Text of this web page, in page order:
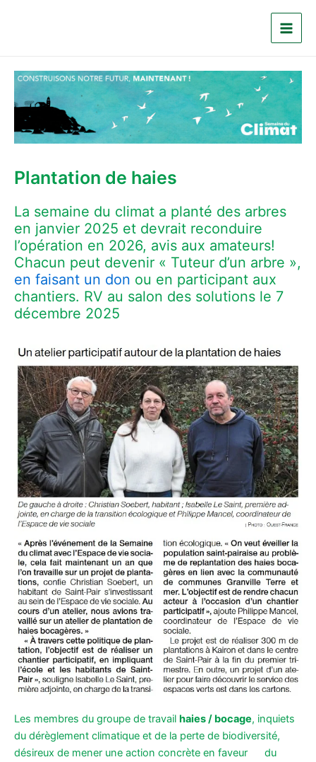
Main
Plantation de haies
La semaine du climat a planté des arbres
en janvier 2025 et devrait reconduire
l’opération en 2026, avis aux amateurs!
Chacun peut devenir « Tuteur d’un arbre »,
en faisant un don ou en participant aux
chantiers. RV au salon des solutions le 7
décembre 2025
Les membres du groupe de travail haies / bocage, inquiets
du dérèglement climatique et de la perte de biodiversité,
désireux de mener une action concrète en faveur du